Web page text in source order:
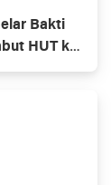
Bakti
HUT ke-